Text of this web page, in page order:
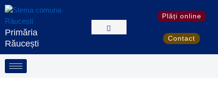
Skip
Primăria
Răucești
Plăți online
Contact
S
e
a
r
c
h